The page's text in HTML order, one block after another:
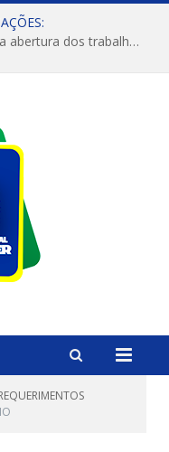
Câmara Municipal de Alenquer realiza abertura dos trabalhos do 4º Período Legislativo